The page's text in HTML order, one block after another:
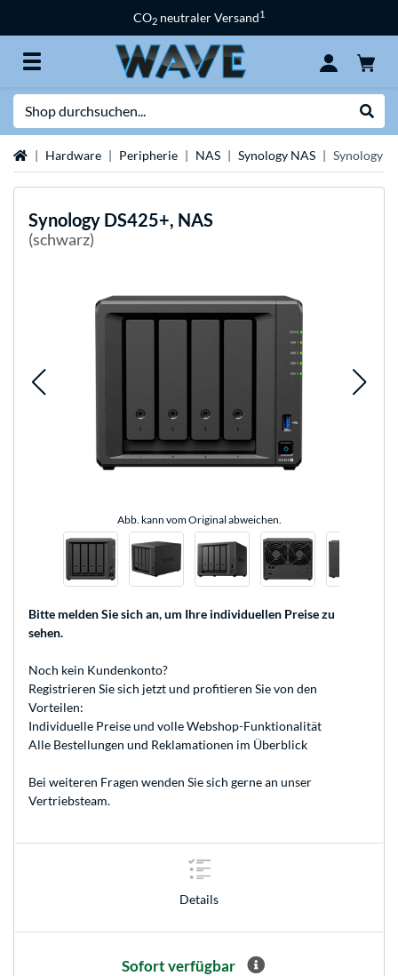
CO2 neutraler Versand1
StartseiteHardware Peripherie NAS Synology NAS Synology
Synology DS425+, NAS
(schwarz)
Abb. kann vom Original abweichen.
Bitte melden Sie sich an, um Ihre individuellen Preise zu
sehen.
Noch kein Kundenkonto?
Registrieren Sie sich jetzt und profitieren Sie von den
Vorteilen:
Individuelle Preise und volle Webshop-Funktionalität
Alle Bestellungen und Reklamationen im Überblick
Bei weiteren Fragen wenden Sie sich gerne an unser
Vertriebsteam.
Details
Sofort verfügbar